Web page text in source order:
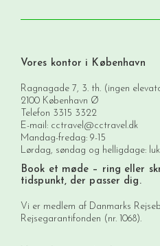
Vores kontor i København
Ragnagade 7, 3. th. (ingen
2100 København Ø
Telefon 3315 3322
E-mail: cctravel@cctravel.dk
Mandag-fredag: 9-15
Lørdag, søndag og helligdage:
Book et møde – ring eller
tidspunkt, der passer dig.
Vi er medlem af Danmarks
Rejsegarantifonden (nr. 1068).